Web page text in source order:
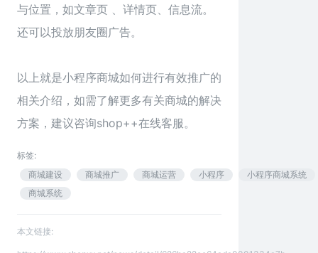
与位置，如文章页 、详情页、信息流。
还可以投放朋友圈广告。
以上就是小程序商城如何进行有效推广的
相关介绍，如需了解更多有关商城的解决
方案，建议咨询shop++在线客服。
标签:
商城建设
商城推广 商城运营 小程序
小程序商城系统
商城系统
本文链接: